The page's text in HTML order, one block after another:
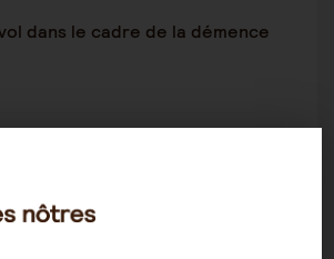
dans le cadre de la démence